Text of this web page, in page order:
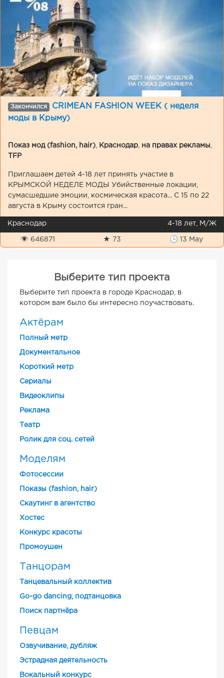
Закончился
CRIMEAN FASHION WEEK ( неделя
моды в Крыму)
Показ мод (fashion, hair) Краснодар на правах рекламы
TFP
Приглашаем детей 4-18 лет принять участие в
КРЫМСКОЙ НЕДЕЛЕ МОДЫ Убийственные локации,
сумасшедшие эмоции, космическая красота... С 15 по 22
августа в Крыму состоится гран...
Краснодар 4-18 лет, М/Ж
👁 646871 ★ 73 🕒 13 May
Выберите тип проекта
Выберите тип проекта в городе Краснодар, в
котором вам было бы интересно поучаствовать.
Актёрам
Полный метр
Документальное
Короткий метр
Cериалы
Видеоклипы
Реклама
Театр
Ролик для соц. сетей
Моделям
Фотосессии
Показы (fashion, hair)
Скаутинг в агентство
Хостес
Конкурс красоты
Промоушен
Танцорам
Танцевальный коллектив
Go-go dancing, подтанцовка
Поиск партнёра
Певцам
Озвучивание, дубляж
Эстрадная деятельность
Вокальный конкурс